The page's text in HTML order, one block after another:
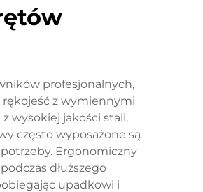
profesjonalnych,
rękojeść z wymiennymi
wysokiej jakości stali,
często wyposażone są
Ergonomiczny
dłuższego
upadkowi i